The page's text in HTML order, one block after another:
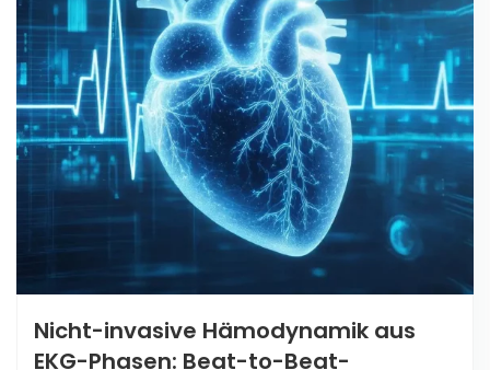
Nicht-invasive Hämodynamik aus
EKG-Phasen: Beat-to-Beat-